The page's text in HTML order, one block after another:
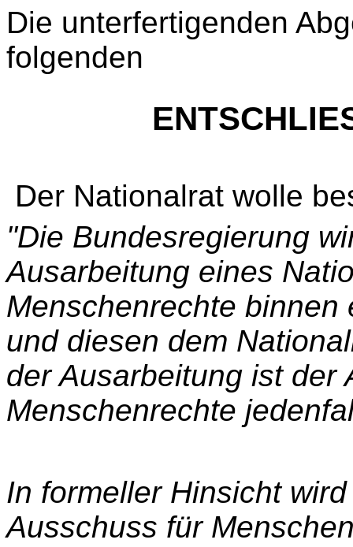
Die unterfertigenden
folgenden
Der Nationalrat wolle
"Die Bundesregierung
Ausarbeitung eines
Menschenrechte
und diesen dem
der Ausarbeitung ist der
Menschenrechte
In formeller Hinsicht
Ausschuss für